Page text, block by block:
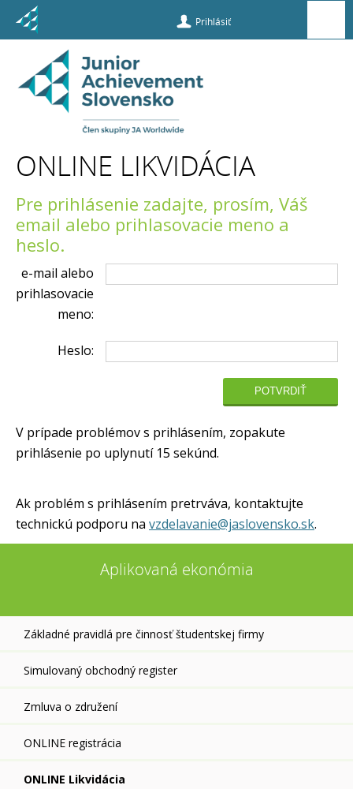
Prihlásiť
ONLINE LIKVIDÁCIA
Pre prihlásenie zadajte, prosím, Váš
email alebo prihlasovacie meno a
heslo.
e-mail alebo
prihlasovacie
meno:
Heslo:
V prípade problémov s prihlásením, zopakute
prihlásenie po uplynutí 15 sekúnd.
Ak problém s prihlásením pretrváva, kontaktujte
technickú podporu na vzdelavanie@jaslovensko.sk.
Aplikovaná ekonómia
Základné pravidlá pre činnosť študentskej firmy
Simulovaný obchodný register
Zmluva o združení
ONLINE registrácia
ONLINE Likvidácia